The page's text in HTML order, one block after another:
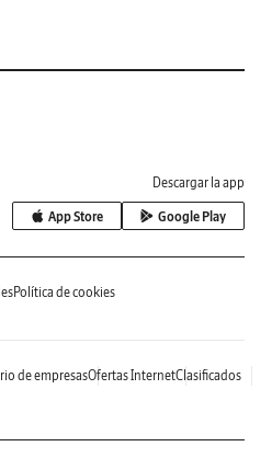
Descargar la app
App Store Google Play
Política de cookies
de empresasOfertas InternetClasificados